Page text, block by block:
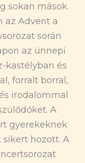
sokan mások.
az Advent a
során
az ünnepi
kastélyban és
forralt borral,
irodalommal
A
gyerekeknek
hozott. A